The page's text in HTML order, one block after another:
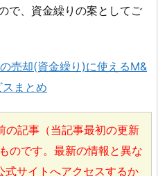
で、資金繰りの案としてご
売却(資金繰り)に使えるM&
まとめ
の記事（当記事最初の更新
のです。最新の情報と異な
式サイトへアクセスするか